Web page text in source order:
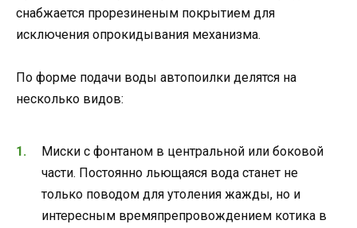
снабжается прорезиненым покрытием для
исключения опрокидывания механизма.
По форме подачи воды автопоилки делятся на
несколько видов:
Миски с фонтаном в центральной или боковой
части. Постоянно льющаяся вода станет не
только поводом для утоления жажды, но и
интересным времяпрепровождением котика в